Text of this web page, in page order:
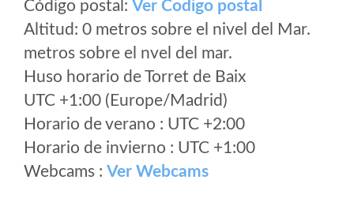
Código postal: Ver Codigo postal
Altitud: 0 metros sobre el nivel del Mar.
metros sobre el nvel del mar.
Huso horario de Torret de Baix
UTC +1:00 (Europe/Madrid)
Horario de verano : UTC +2:00
Horario de invierno : UTC +1:00
Webcams : Ver Webcams